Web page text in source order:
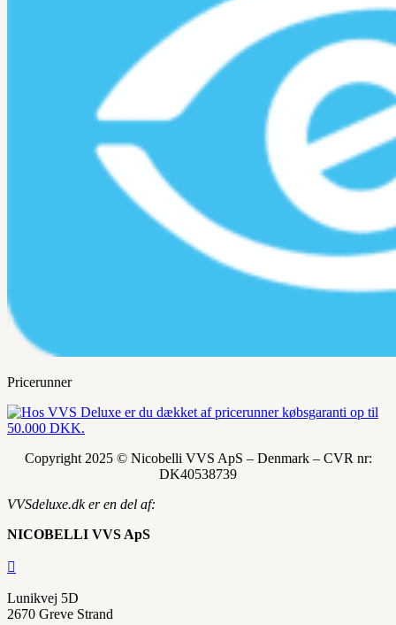
Pricerunner
Copyright 2025 © Nicobelli VVS ApS – Denmark – CVR nr:
DK40538739
VVSdeluxe.dk er en del af:
NICOBELLI VVS ApS

Lunikvej 5D
2670 Greve Strand